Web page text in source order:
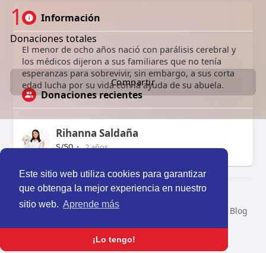
Este sitio web utiliza cookies para garantizar
que obtenga la mejor experiencia en nuestro
sitio web. Aprende más
¡Lo tengo!
1
Donaciones totales
Compartir
Información
El menor de ocho años nació con parálisis cerebral y
los médicos dijeron a sus familiares que no tenía
esperanzas para sobrevivir, sin embargo, a sus corta
edad lucha por su vida con la ayuda de su abuela.
Donaciones recientes
Rihanna Saldaña
S/50 · 2 años
© 2026 Perú Activo
Inicio
Nosotros Contacto
Blog
Idioma